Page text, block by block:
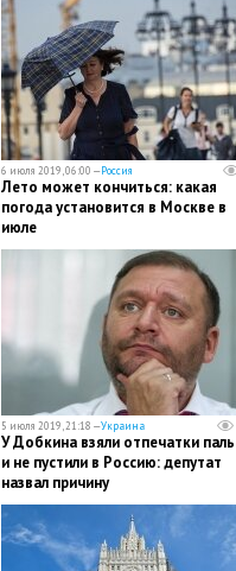
6 июля 2019, 06:00 —Россия
Лето может кончиться: какая
погода установится в Москве в
июле
5 июля 2019, 21:18 —Украина
У Добкина взяли отпечатки
и не пустили в Россию: депутат
назвал причину